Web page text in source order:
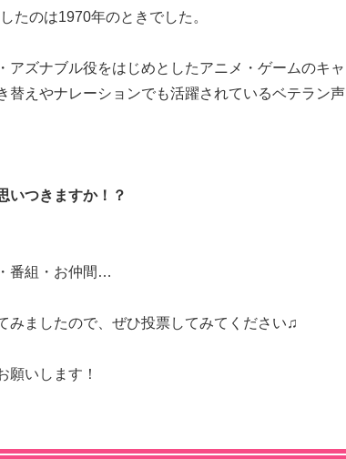
たのは1970年のときでした。
アズナブル役をはじめとしたアニメ・ゲームのキャ
替えやナレーションでも活躍されているベテラン声
いつきますか！？
番組・お仲間…
みましたので、ぜひ投票してみてください♫
願いします！